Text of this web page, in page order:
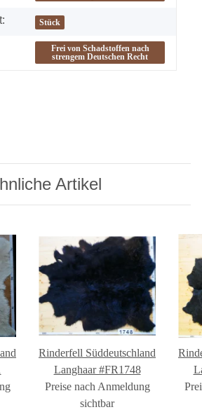
Stück
Frei von Schadstoffen nach
strengem Deutschen Recht
Artikel
Rinderfell Süddeutschland
Langhaar #FR1748
Preise nach Anmeldung
sichtbar